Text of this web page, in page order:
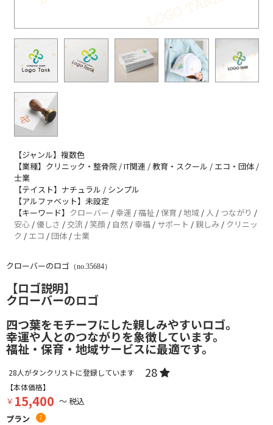
【ジャンル】複数色
【業種】クリニック・整骨院 / IT関連 / 教育・スクール / エコ・団体 /
士業
【テイスト】ナチュラル / シンプル
【アルファベット】未設定
【キーワード】 クローバー /幸運 /福祉 /保育 /地域 / 人 / つながり /
安心 /優しさ /交流 / 笑顔 / 自然 /幸福 / サポート /親しみ / クリニッ
ク / エコ /団体 /士業
クローバーのロゴ （no.35684）
【ロゴ説明】
クローバーのロゴ
四つ葉をモチーフにした親しみやすいロゴ。
幸運や人とのつながりを象徴しています。
福祉・保育・地域サービスに最適です。
28人がタンクリストに登録しています 28
【本体価格】
￥ 15,400 ～ 税込
プラン
?